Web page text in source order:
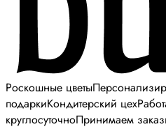
Роскошные цветы
подаркиКондитерский цех
круглосуточноПринимаем